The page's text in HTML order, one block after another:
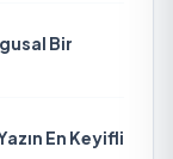
Bir
En Keyifli